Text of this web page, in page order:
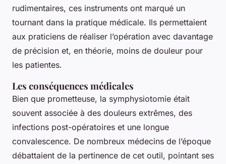
rudimentaires, ces instruments ont marqué un
tournant dans la pratique médicale. Ils permettaient
aux praticiens de réaliser l’opération avec davantage
de précision et, en théorie, moins de douleur pour
les patientes.
Les conséquences médicales
Bien que prometteuse, la symphysiotomie était
souvent associée à des douleurs extrêmes, des
infections post-opératoires et une longue
convalescence. De nombreux médecins de l’époque
débattaient de la pertinence de cet outil, pointant ses